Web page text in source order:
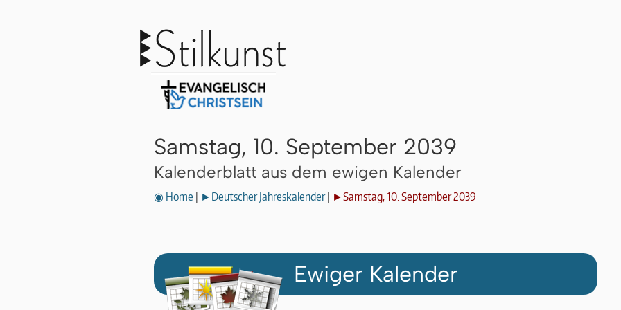
Samstag, 10. September 2039
Kalenderblatt aus dem ewigen Kalender
◉ Home ►Deutscher Jahreskalender| ►Samstag, 10. September 2039
Ewiger Kalender